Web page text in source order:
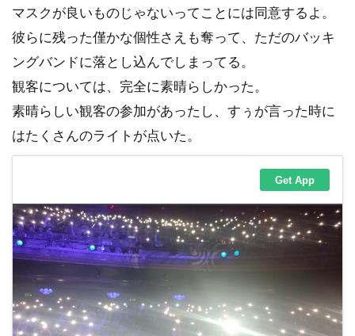
マスクが良いものじゃないってことには同意するよ。
彼らに残った僅かな個性さえも奪って、ただのバッキ
ングバンドに落とし込んでしまってる。
観客については、完全に素晴らしかった。
素晴らしい観客の参加があったし、すぅが言った時に
はたくさんのライトが点いた。